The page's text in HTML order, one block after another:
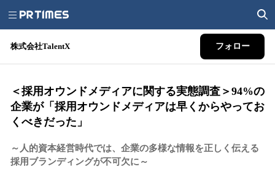
株式会社TalentX フォロー
＜採用オウンドメディアに関する実態調査＞94%の
企業が「採用オウンドメディアは早くからやってお
くべきだった」
～人的資本経営時代では、企業の多様な情報を正しく伝える
採用ブランディングが不可欠に～